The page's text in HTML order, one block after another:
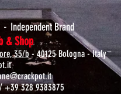
- Independent Brand
& Shop
35/b - 40125 Bologna - Italy
+39 328 9383875